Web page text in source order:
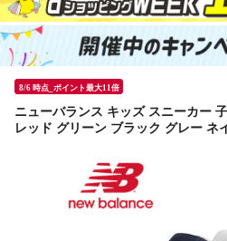
8/6 時点_ポイント最大11倍
ニューバランス キッズ スニーカー
レッド グリーン ブラック グレー ネ